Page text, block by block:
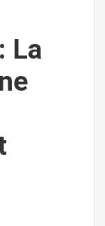
La